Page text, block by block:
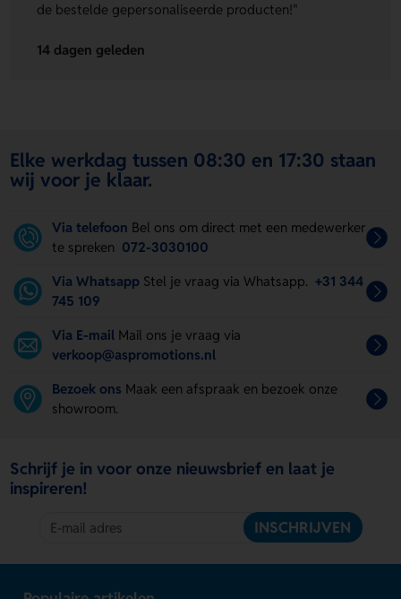
de bestelde gepersonaliseerde producten!"
14 dagen geleden
Elke werkdag tussen 08:30 en 17:30 staan
wij voor je klaar.
Via telefoon Bel ons om direct met een medewerker
te spreken 072-3030100
Via Whatsapp Stel je vraag via Whatsapp. +31 344
745 109
Via E-mail Mail ons je vraag via
verkoop@aspromotions.nl
Bezoek ons Maak een afspraak en bezoek onze
showroom.
Schrijf je in voor onze nieuwsbrief en laat je
inspireren!
INSCHRIJVEN